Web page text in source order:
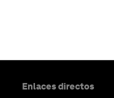
Enlaces directos